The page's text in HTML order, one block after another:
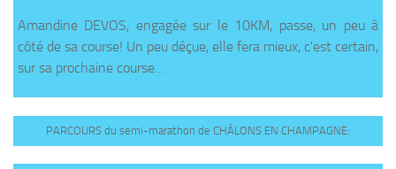
Amandine DEVOS, engagée sur le 10KM, passe, un peu à
côté de sa course! Un peu déçue, elle fera mieux, c'est certain,
sur sa prochaine course…
PARCOURS du semi-marathon de CHÂLONS EN CHAMPAGNE: